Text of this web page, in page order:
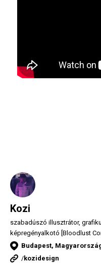
Kozi
szabadúszó illusztrátor,
képregényalkotó [Bloodlust
Budapest,
/kozidesign